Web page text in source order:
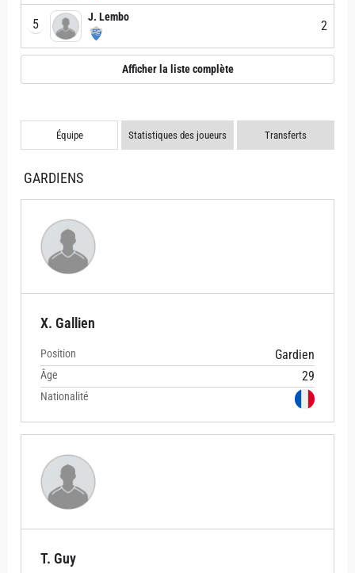
5 J. Lembo
2
Afficher la liste complète
Équipe Statistiques des joueurs Transferts
GARDIENS
X. Gallien
Position Gardien
Âge 29
Nationalité
T. Guy